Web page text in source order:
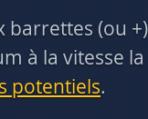
(ou
à la vitesse
potentiels.